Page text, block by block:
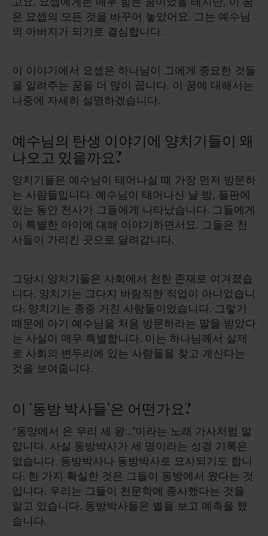
은 요셉의 모든 것을 바꾸어 놓았어요. 그는 예수님
의 아버지가 되기로 결심합니다.
이 이야기에서 요셉은 하나님이 그에게 중요한 것들
을 알려주는 꿈을 더 많이 꿉니다. 이 꿈에 대해서는
나중에 자세히 설명하겠습니다.
예수님의 탄생 이야기에 양치기들이 왜
나오고 있을까요?
양치기들은 예수님이 태어나실 때 가장 먼저 방문하
는 사람들입니다. 예수님이 태어나신 날 밤, 들판에
있는 동안 천사가 그들에게 나타났습니다. 그들에게
이 특별한 아이에 대해 이야기하면서요. 그들은 천
사들이 가리킨 곳으로 달려갑니다.
그당시 양치기들은 사회에서 천한 존재로 여겨졌습
니다. 양치기는 그다지 바람직한 직업이 아니었습니
다. 양치기는 종종 거친 사람들이었습니다. 그렇기
때문에 아기 예수님을 처음 방문하라는 말을 받았다
는 사실이 매우 특별합니다. 이는 하나님께서 실제
로 사회의 변두리에 있는 사람들을 찾고 계신다는
것을 보여줍니다.
이 '동방 박사들'은 어떤가요?
“동양에서 온 우리 세 왕..."이라는 노래 가사처럼 말
입니다. 사실 동방박사가 세 명이라는 성경 기록은
없습니다. 동방박사나 동방박사로 묘사되기도 합니
다. 한 가지 확실한 것은 그들이 동방에서 왔다는 것
입니다. 우리는 그들이 천문학에 종사했다는 것을
알고 있습니다. 동방박사들은 별을 보고 예측을 했
습니다.